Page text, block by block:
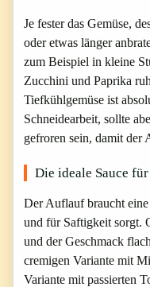
Je fester das Gemüse,
oder etwas länger
zum Beispiel in kleine
Zucchini und Paprika
Tiefkühlgemüse ist
Schneidearbeit, sollte
gefroren sein, damit
Die ideale Sauce
Der Auflauf braucht
und für Saftigkeit sorgt.
und der Geschmack
cremigen Variante mit
Variante mit passierten